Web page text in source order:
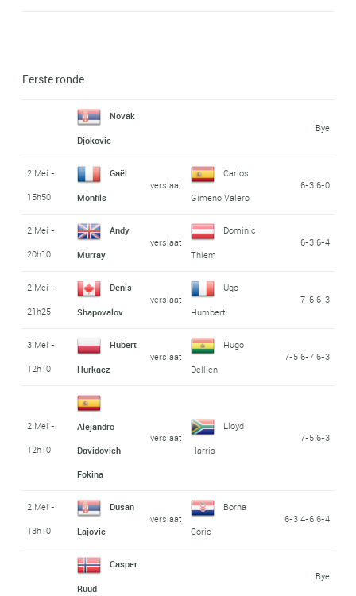
Eerste ronde
Novak
Djokovic
Bye
2 Mei -
15h50
Gaël
Monfils
verslaat
Carlos
Gimeno Valero
6-3 6-0
2 Mei -
20h10
Andy
Murray
verslaat
Dominic
Thiem
6-3 6-4
2 Mei -
21h25
Denis
Shapovalov
verslaat
Ugo
Humbert
7-6 6-3
3 Mei -
12h10
Hubert
Hurkacz
verslaat
Hugo
Dellien
7-5 6-7 6-3
2 Mei -
12h10
Alejandro
Davidovich
Fokina
verslaat
Lloyd
Harris
7-5 6-3
2 Mei -
13h10
Dusan
Lajovic
verslaat
Borna
Coric
6-3 4-6 6-4
Casper
Ruud
Bye